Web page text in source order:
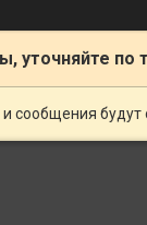
уточняйте по
сообщения